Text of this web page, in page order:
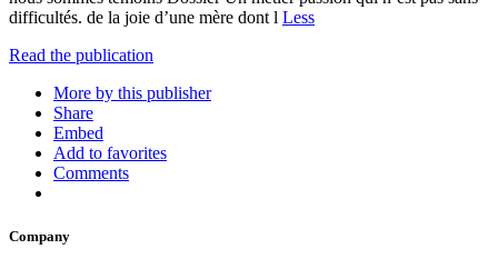
difficultés. de la joie d’une mère dont l Less
Read the publication
More by this publisher
Share
Embed
Add to favorites
Comments
Company